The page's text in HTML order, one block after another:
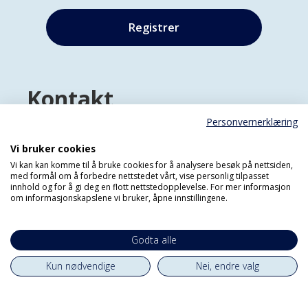
Kontakt
Redaksjonen
Adresse
Bygdøy allé 2
Panorama Nyheter er et uavhengig
nettsted om bistand og global utvikling.
Sjefredaktøren er ansvarlig for
Personvernerklæring
Vi bruker cookies
Vi kan kan komme til å bruke cookies for å analysere besøk på nettsiden,
med formål om å forbedre nettstedet vårt, vise personlig tilpasset
innhold og for å gi deg en flott nettstedopplevelse. For mer informasjon
om informasjonskapslene vi bruker, åpne innstillingene.
Godta alle
Kun nødvendige
Nei, endre valg